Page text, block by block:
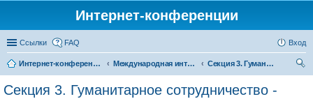
Интернет-конференции
Ссылки FAQ Вход
Интернет-конференции Международная интернет-конференция по проблемам социально-экономического развития территорий стран Евразийского экономического союза, посвященной 25-летию ИСЭРТ РАН
Секция 3. Гуманитарное сотрудничество - расширение условий для развития человеческого потенциала регионов в Евразийском экономическом пространстве
Секция 3. Гуманитарное сотрудничество -